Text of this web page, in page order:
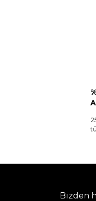
Bizden